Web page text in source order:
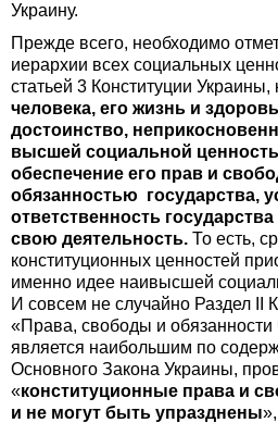
Украину.
Прежде всего, необходимо
иерархии всех социальных
статьей 3 Конституции Украины,
человека, его жизнь и
достоинство,
высшей социальной
обеспечение его прав и
обязанностью государства,
ответственность
свою деятельность. То есть,
конституционных ценностей
именно идее наивысшей
И совсем не случайно Раздел II
«Права, свободы и обязанности
является наибольшим по
Основного Закона Украины,
«конституционные права и
и не могут быть упразднены